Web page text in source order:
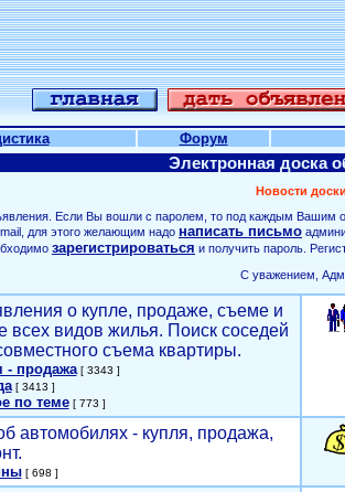
Форум
Электронная доска
Новости доски
Если Вы вошли с паролем, то под каждым Вашим
для этого желающим надо написать письмо
зарегистрироваться и получить пароль.
С уважением,
о купле, продаже, съеме и
всех видов жилья. Поиск соседей
съема квартиры.
- продажа[ 3343 ]
[ 3413 ]
по теме[ 773 ]
автомобилях - купля, продажа,
[ 698 ]